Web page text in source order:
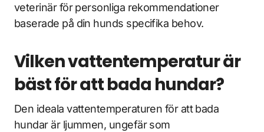
veterinär för personliga rekommendationer
baserade på din hunds specifika behov.
Vilken vattentemperatur är
bäst för att bada hundar?
Den ideala vattentemperaturen för att bada
hundar är ljummen, ungefär som